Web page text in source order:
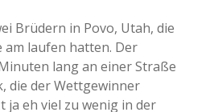
Brüdern in Povo, Utah, die
laufen hatten. Der
lang an einer Straße
die der Wettgewinner
ja eh viel zu wenig in der